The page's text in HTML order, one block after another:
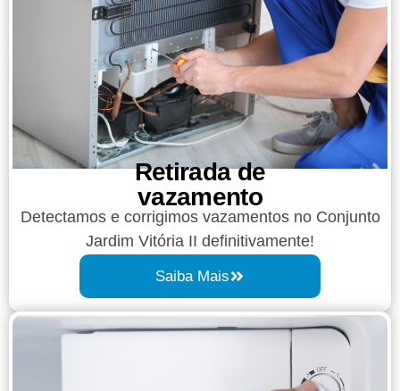
Retirada de
vazamento​​
Detectamos e corrigimos vazamentos no Conjunto
Jardim Vitória II definitivamente!
Saiba Mais